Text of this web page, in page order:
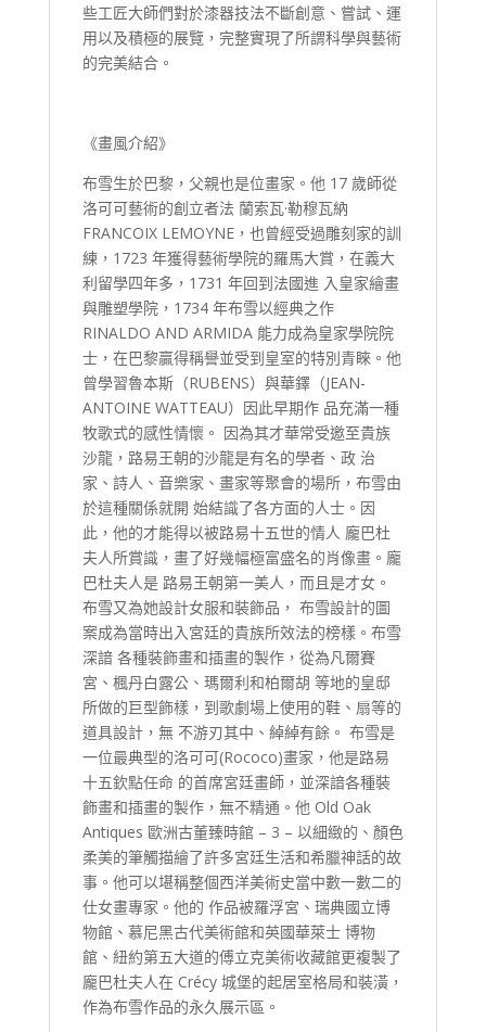
些工匠大師們對於漆器技法不斷創意、嘗試、運
用以及積極的展覽，完整實現了所謂科學與藝術
的完美結合。
《畫風介紹》
布雪生於巴黎，父親也是位畫家。他 17 歲師從
洛可可藝術的創立者法 蘭索瓦·勒穆瓦納
FRANCOIX LEMOYNE，也曾經受過雕刻家的訓
練，1723 年獲得藝術學院的羅馬大賞，在義大
利留學四年多，1731 年回到法國進 入皇家繪畫
與雕塑學院，1734 年布雪以經典之作
RINALDO AND ARMIDA 能力成為皇家學院院
士，在巴黎贏得稱譽並受到皇室的特別青睞。他
曾學習魯本斯（RUBENS）與華鐸（JEAN-
ANTOINE WATTEAU）因此早期作 品充滿一種
牧歌式的感性情懷。 因為其才華常受邀至貴族
沙龍，路易王朝的沙龍是有名的學者、政 治
家、詩人、音樂家、畫家等聚會的場所，布雪由
於這種關係就開 始結識了各方面的人士。因
此，他的才能得以被路易十五世的情人 龐巴杜
夫人所賞識，畫了好幾幅極富盛名的肖像畫。龐
巴杜夫人是 路易王朝第一美人，而且是才女。
布雪又為她設計女服和裝飾品， 布雪設計的圖
案成為當時出入宮廷的貴族所效法的榜樣。布雪
深諳 各種裝飾畫和插畫的製作，從為凡爾賽
宮、楓丹白露公、瑪爾利和柏爾胡 等地的皇邸
所做的巨型飾樣，到歌劇場上使用的鞋、扇等的
道具設計，無 不游刃其中、綽綽有餘。 布雪是
一位最典型的洛可可(Rococo)畫家，他是路易
十五欽點任命 的首席宮廷畫師，並深諳各種裝
飾畫和插畫的製作，無不精通。他 Old Oak
Antiques 歐洲古董臻時館 – 3 – 以細緻的、顏色
柔美的筆觸描繪了許多宮廷生活和希臘神話的故
事。他可以堪稱整個西洋美術史當中數一數二的
仕女畫專家。他的 作品被羅浮宮、瑞典國立博
物館、慕尼黑古代美術館和英國華萊士 博物
館、紐約第五大道的傅立克美術收藏館更複製了
龐巴杜夫人在 Crécy 城堡的起居室格局和裝潢，
作為布雪作品的永久展示區。